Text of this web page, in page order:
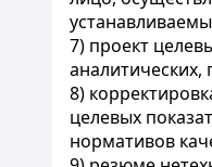
7) проект
8)
целевых
нормативов